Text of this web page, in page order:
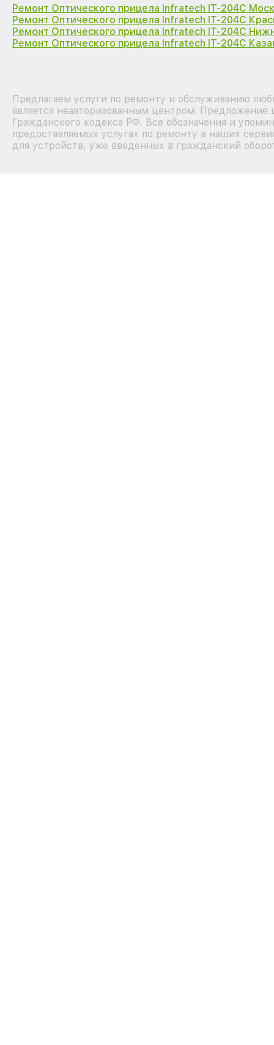
Ремонт Оптического прицела Infratech IT-204C
Ремонт Оптического прицела Infratech IT-204C
Ремонт Оптического прицела Infratech IT-204C
Ремонт Оптического прицела Infratech IT-204C
Предлагаем услуги по ремонту и обслуживанию
является неавторизованным центром.
Гражданского кодекса РФ. Все обозначения и
предоставляемых услугах по ремонту в наших
для устройств, уже введенных в гражданский